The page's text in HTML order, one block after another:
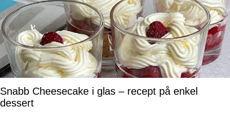
Snabb Cheesecake i glas – recept på enkel
dessert